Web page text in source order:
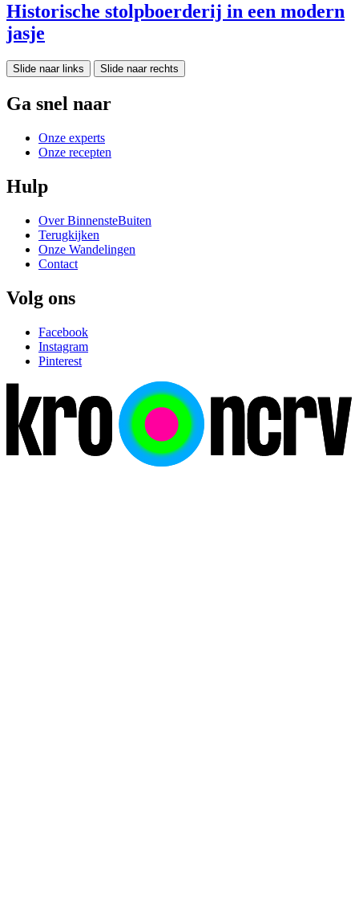
Historische stolpboerderij in een modern
jasje
Slide naar links Slide naar rechts
Ga snel naar
Onze experts
Onze recepten
Hulp
Over BinnensteBuiten
Terugkijken
Onze Wandelingen
Contact
Volg ons
Facebook
Instagram
Pinterest